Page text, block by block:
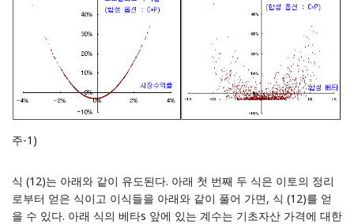
주-1)
식 (12)는 아래와 같이 유도된다. 아래 첫 번째 두 식은 이토의 정리
로부터 얻은 식이고 이식들을 아래와 같이 풀어 가면, 식 (12)를 얻
을 수 있다. 아래 식의 베타s 앞에 있는 계수는 기초자산 가격에 대한